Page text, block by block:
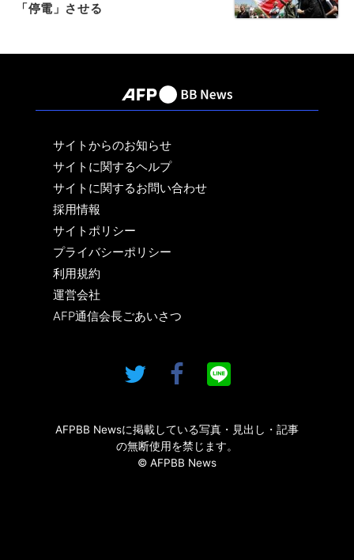
「停電」させる
サイトからのお知らせ
サイトに関するヘルプ
サイトに関するお問い合わせ
採用情報
サイトポリシー
プライバシーポリシー
利用規約
運営会社
AFP通信会長ごあいさつ
AFPBB Newsに掲載している写真・見出し・記事
の無断使用を禁じます。
© AFPBB News